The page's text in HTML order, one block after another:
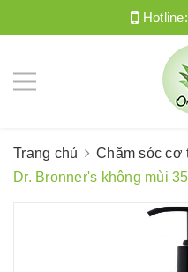
Trang chủ Chăm sóc cơ
Dr. Bronner's không mùi